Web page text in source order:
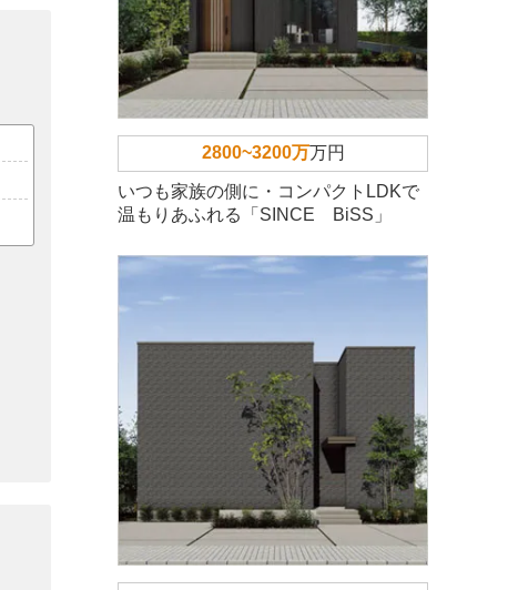
2800~3200万万円
いつも家族の側に・コンパクトLDKで
温もりあふれる「SINCE BiSS」